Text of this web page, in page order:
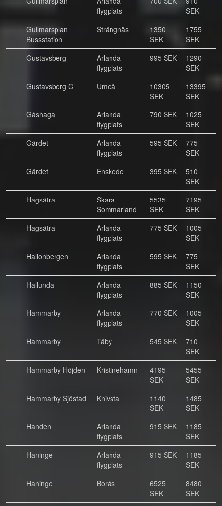
flygplats
SEK
Gullmarsplan
Bussstation
Strängnäs
1350
SEK
1755
SEK
Gustavsberg
Arlanda
flygplats
995 SEK
1290
SEK
Gustavsberg C
Umeå
10305
SEK
13395
SEK
Gåshaga
Arlanda
flygplats
790 SEK
1025
SEK
Gärdet
Arlanda
flygplats
595 SEK
775
SEK
Gärdet
Enskede 395 SEK
510
SEK
Hagsätra
Skara
Sommarland
5535
SEK
7195
SEK
Hagsätra
Arlanda
flygplats
775 SEK
1005
SEK
Hallonbergen
Arlanda
flygplats
595 SEK
775
SEK
Hallunda
Arlanda
flygplats
885 SEK
1150
SEK
Hammarby
Arlanda
flygplats
770 SEK
1005
SEK
Hammarby
Täby 545 SEK
710
SEK
Hammarby Höjden
Kristinehamn
4195
SEK
5455
SEK
Hammarby Sjöstad
Knivsta
1140
SEK
1485
SEK
Handen
Arlanda
flygplats
915 SEK
1185
SEK
Haninge
Arlanda
flygplats
915 SEK
1185
SEK
Haninge
Borås
6525
SEK
8480
SEK